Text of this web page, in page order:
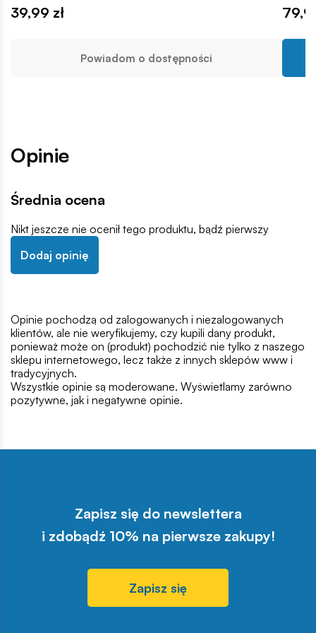
39,99 zł
Powiadom o dostępności
Opinie
Średnia ocena
Nikt jeszcze nie ocenił tego produktu, bądź pierwszy
Dodaj opinię
Opinie pochodzą od zalogowanych i niezalogowanych
klientów, ale nie weryfikujemy, czy kupili dany produkt,
ponieważ może on (produkt) pochodzić nie tylko z naszego
sklepu internetowego, lecz także z innych sklepów www i
tradycyjnych.
Wszystkie opinie są moderowane. Wyświetlamy zarówno
pozytywne, jak i negatywne opinie.
Zapisz się do newslettera
i zdobądź 10% na pierwsze zakupy!
Zapisz się